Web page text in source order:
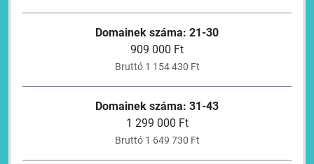
Domainek száma: 21-30
909 000 Ft
Bruttó 1 154 430 Ft
Domainek száma: 31-43
1 299 000 Ft
Bruttó 1 649 730 Ft